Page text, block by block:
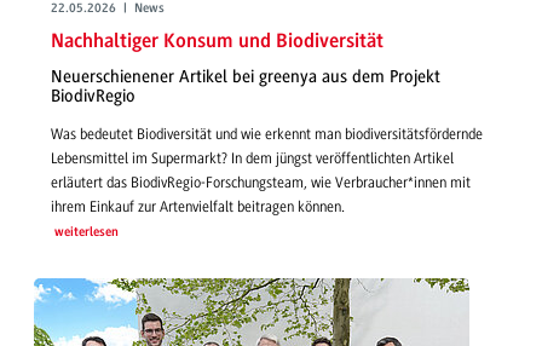
22.05.2026 | News
Nachhaltiger Konsum und Biodiversität
Neuerschienener Artikel bei greenya aus dem Projekt
BiodivRegio
Was bedeutet Biodiversität und wie erkennt man biodiversitätsfördernde
Lebensmittel im Supermarkt? In dem jüngst veröffentlichten Artikel
erläutert das BiodivRegio-Forschungsteam, wie Verbraucher*innen mit
ihrem Einkauf zur Artenvielfalt beitragen können.
weiterlesen